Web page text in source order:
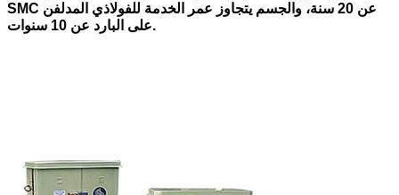
SMC عن 20 سنة، والجسم يتجاوز عمر الخدمة للفولاذي المدلفن
على البارد عن 10 سنوات.